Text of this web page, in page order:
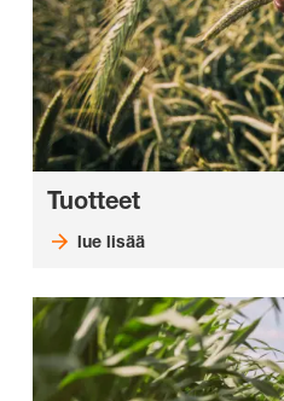
Tuotteet
lue lisää